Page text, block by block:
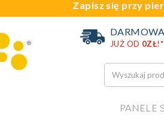
Zapisz się przy
JUŻ OD 0ZŁ!*
PANELE